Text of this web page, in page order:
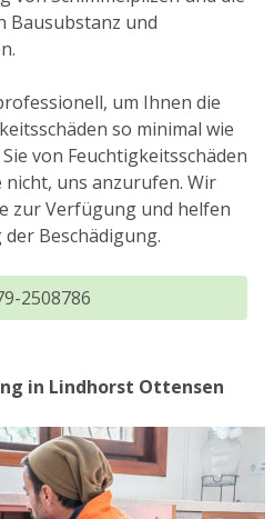
Bausubstanz und
um Ihnen die
so minimal wie
von Feuchtigkeitsschäden
uns anzurufen. Wir
zur Verfügung und helfen
Beschädigung.
2508786
in Lindhorst Ottensen